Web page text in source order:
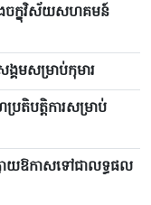
ងចក្ខុវិស័យសហគមន៍
គមសម្រាប់កុមារ
តិបត្តិការសម្រាប់
លាយឱកាសទៅជាលទ្ធផល